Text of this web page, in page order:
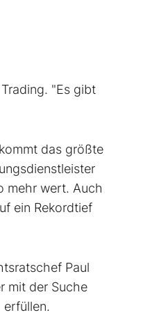
"Es gibt
das größte
mehr wert. Auch
ein Rekordtief
Paul
mit der Suche
erfüllen.